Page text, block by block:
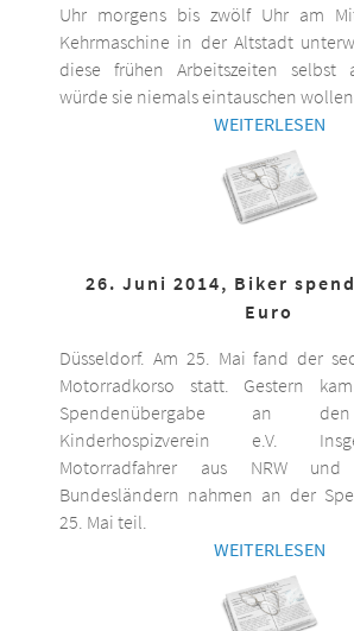
Uhr morgens bis zwölf Uhr am
Kehrmaschine in der Altstadt
diese frühen Arbeitszeiten selbst
würde sie niemals eintauschen wollen.
WEITERLESEN
26. Juni 2014, Biker
Euro
Düsseldorf. Am 25. Mai fand der
Motorradkorso statt. Gestern
Spendenübergabe an
Kinderhospizverein e.V.
Motorradfahrer aus NRW und
Bundesländern nahmen an der
25. Mai teil.
WEITERLESEN